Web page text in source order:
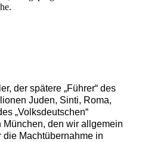
der spätere „Führer“ des
Juden, Sinti, Roma,
„Volksdeutschen“
München, den wir allgemein
die Machtübernahme in